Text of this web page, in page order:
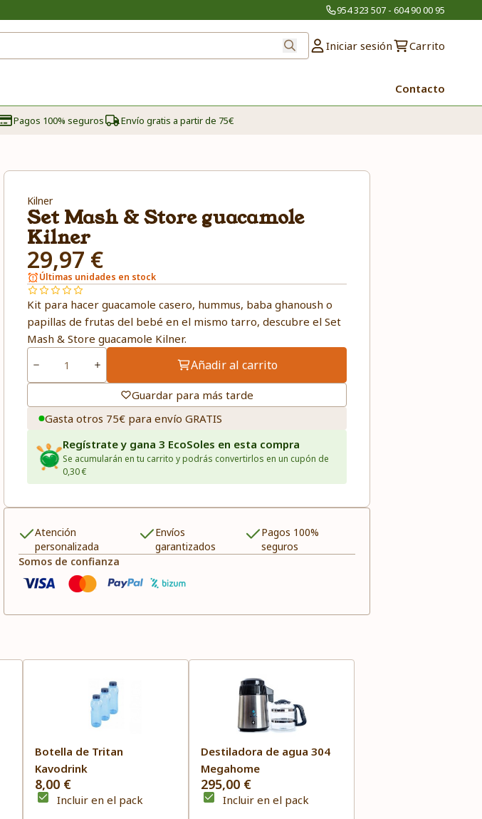
954 323 507 - 604 90 00 95
Iniciar sesión Carrito
Contacto
Pagos 100% seguros Envío gratis a partir de 75€
Kilner
Set Mash & Store guacamole
Kilner
29,97 €
Últimas unidades en stock
Kit para hacer guacamole casero, hummus, baba ghanoush o
papillas de frutas del bebé en el mismo tarro, descubre el Set
Mash & Store guacamole Kilner.
Añadir al carrito
Guardar para más tarde
Gasta otros 75€ para envío GRATIS
Regístrate y gana 3 EcoSoles en esta compra
Se acumularán en tu carrito y podrás convertirlos en un cupón de
0,30 €
Atención
personalizada
Envíos
garantizados
Pagos 100%
seguros
Somos de confianza
Botella de Tritan
Kavodrink
8,00 €
Incluir en el pack
Destiladora de agua 304
Megahome
295,00 €
Incluir en el pack